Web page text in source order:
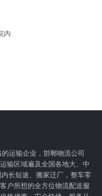
内
运输企业，邯郸物流公司
输区域遍及全国各地大、中
长短途、搬家迁厂，整车零
户所想的全方位物流配送服